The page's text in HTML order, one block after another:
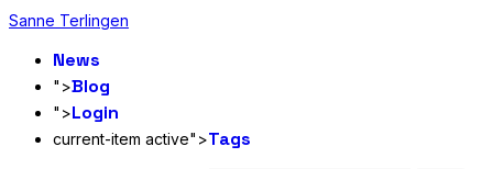
Sanne Terlingen
News
">Blog
">Login
current-item active">Tags